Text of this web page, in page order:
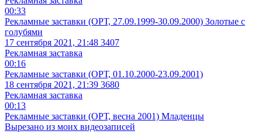
00:33
Рекламные заставки (ОРТ, 27.09.1999-30.09.2000) Золотые с
голубями
17 сентября 2021, 21:48 3407
Рекламная заставка
00:16
Рекламные заставки (ОРТ, 01.10.2000-23.09.2001)
18 сентября 2021, 21:39 3680
Рекламная заставка
00:13
Рекламные заставки (ОРТ, весна 2001) Младенцы
Вырезано из моих видеозаписей